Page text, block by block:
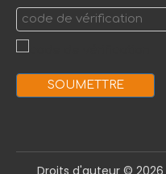
SOUMETTRE
Droits d'auteur ©️ 2026